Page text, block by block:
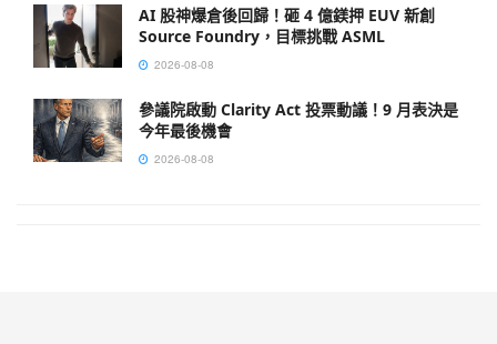
AI 股神爆倉後回歸！砸 4 億鎂押 EUV 新創
Source Foundry，目標挑戰 ASML
2026-08-08
參議院啟動 Clarity Act 投票動議！9 月表決是
今年最後機會
2026-08-08